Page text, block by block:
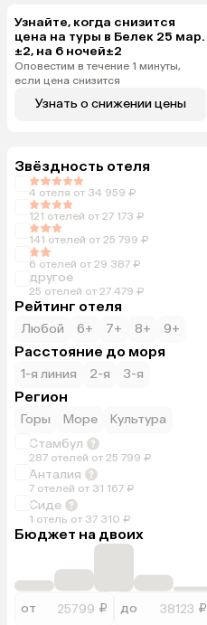
Узнайте, когда снизится
цена на туры в Белек 25 мар.
±2, на 6 ночей±2
Оповестим в течение 1 минуты,
если цена снизится
Узнать о снижении цены
Звёздность отеля
4 отеля от 34 959 ₽
121 отелей от 27 173 ₽
141 отелей от 25 799 ₽
6 отелей от 29 387 ₽
другое
25 отелей от 27 479 ₽
Рейтинг отеля
Любой 6+ 7+ 8+ 9+
Расстояние до моря
1-я линия 2-я 3-я
Регион
Горы Море
Культура
Стамбул
287 отелей от 25 799 ₽
Анталия
7 отелей от 31 167 ₽
Сиде
1 отель от 37 310 ₽
Бюджет на двоих
от ₽ до ₽